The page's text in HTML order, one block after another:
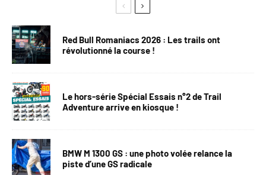
Red Bull Romaniacs 2026 : Les trails ont
révolutionné la course !
Le hors-série Spécial Essais n°2 de Trail
Adventure arrive en kiosque !
BMW M 1300 GS : une photo volée relance la
piste d’une GS radicale